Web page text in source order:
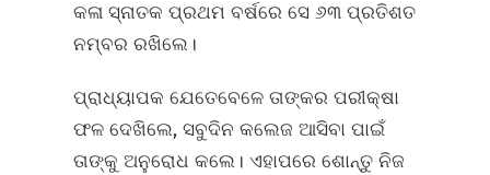
କଳା ସ୍ନାତକ ପ୍ରଥମ ବର୍ଷରେ ସେ ୬୩ ପ୍ରତିଶତ
ନମ୍ବର ରଖିଲେ।
ପ୍ରାଧ୍ୟାପକ ଯେତେବେଳେ ତାଙ୍କର ପରୀକ୍ଷା
ଫଳ ଦେଖିଲେ, ସବୁଦିନ କଲେଜ ଆସିବା ପାଇଁ
ତାଙ୍କୁ ଅନୁରୋଧ କଲେ। ଏହାପରେ ଶୋନ୍ତୁ ନିଜ